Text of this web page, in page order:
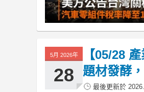
5月 2026年
28
【05/28
題材發酵
最後更新於